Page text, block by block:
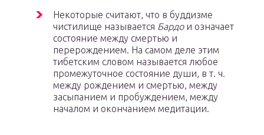
Некоторые считают, что в буддизме
чистилище называется Бардои означает
состояние между смертью и
перерождением. На самом деле этим
тибетским словом называется любое
промежуточное состояние души, в т. ч.
между рождением и смертью, между
засыпанием и пробуждением, между
началом и окончанием медитации.